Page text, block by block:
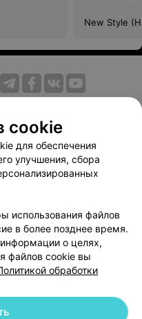
New Style
Публичный договор
Способы оплаты
103.by
cookie
данных
cookie
для обеспечения
улучшения, сбора
использования файлов
в более позднее время.
о целях,
файлов cookie вы
обработки